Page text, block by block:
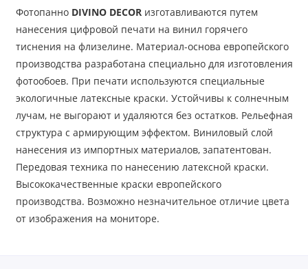
Фотопанно DIVINO DECORизготавливаются путем
нанесения цифровой печати на винил горячего
тиснения на флизелине. Материал-основа европейского
производства разработана специально для изготовления
фотообоев. При печати используются специальные
экологичные латексные краски. Устойчивы к солнечным
лучам, не выгорают и удаляются без остатков. Рельефная
структура с армирующим эффектом. Виниловый слой
нанесения из импортных материалов, запатентован.
Передовая техника по нанесению латексной краски.
Высококачественные краски европейского
производства. Возможно незначительное отличие цвета
от изображения на мониторе.